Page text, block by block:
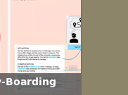
Boarding